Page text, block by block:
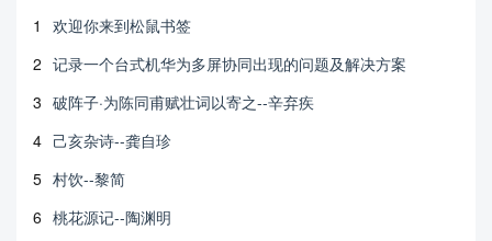
1
欢迎你来到松鼠书签
2 记录一个台式机华为多屏协同出现的问题及解决方案
3 破阵子·为陈同甫赋壮词以寄之--辛弃疾
4 己亥杂诗--龚自珍
5 村饮--黎简
6 桃花源记--陶渊明